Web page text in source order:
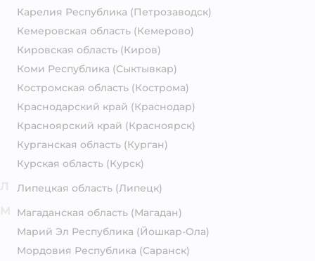
Карелия Республика (Петрозаводск)
Кемеровская область (Кемерово)
Кировская область (Киров)
Коми Республика (Сыктывкар)
Костромская область (Кострома)
Краснодарский край (Краснодар)
Красноярский край (Красноярск)
Курганская область (Курган)
Курская область (Курск)
Липецкая область (Липецк)
Магаданская область (Магадан)
Марий Эл Республика (Йошкар-Ола)
Мордовия Республика (Саранск)